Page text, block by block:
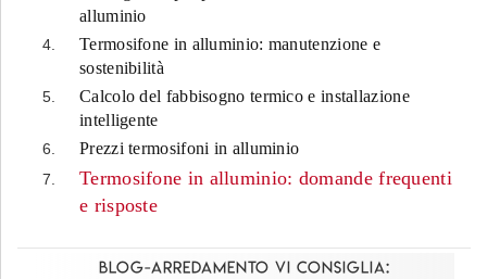
alluminio
Termosifone in alluminio: manutenzione e
sostenibilità
Calcolo del fabbisogno termico e installazione
intelligente
Prezzi termosifoni in alluminio
Termosifone in alluminio: domande frequenti
e risposte
Blog-Arredamento vi consiglia: